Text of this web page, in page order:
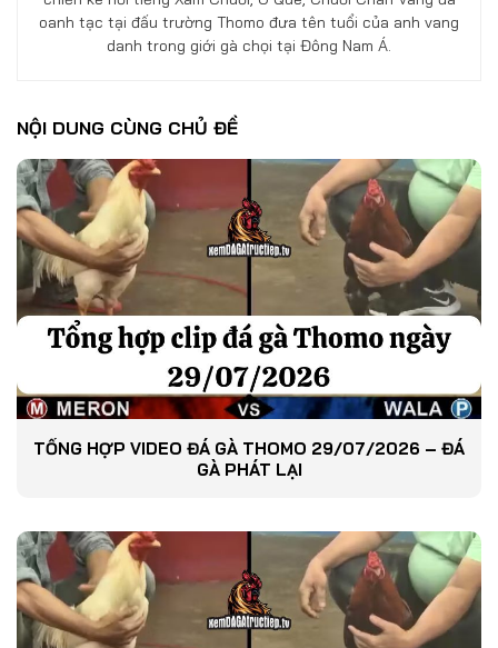
oanh tạc tại đấu trường Thomo đưa tên tuổi của anh vang
danh trong giới gà chọi tại Đông Nam Á.
NỘI DUNG CÙNG CHỦ ĐỀ
TỔNG HỢP VIDEO ĐÁ GÀ THOMO 29/07/2026 – ĐÁ
GÀ PHÁT LẠI